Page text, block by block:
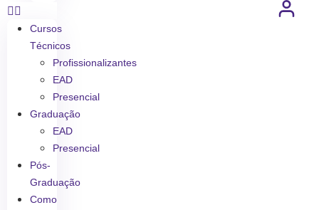
Cursos
Técnicos
Profissionalizantes
EAD
Presencial
Graduação
EAD
Presencial
Pós-
Graduação
Como